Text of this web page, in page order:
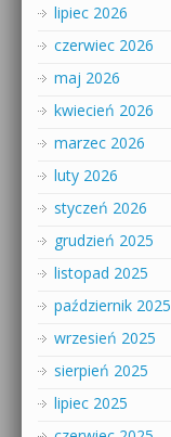
lipiec 2026
czerwiec 2026
maj 2026
kwiecień 2026
marzec 2026
luty 2026
styczeń 2026
grudzień 2025
listopad 2025
październik 2025
wrzesień 2025
sierpień 2025
lipiec 2025